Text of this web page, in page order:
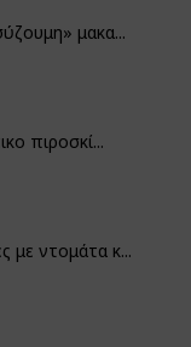
μακα...
πιροσκί...
με ντομάτα κ...